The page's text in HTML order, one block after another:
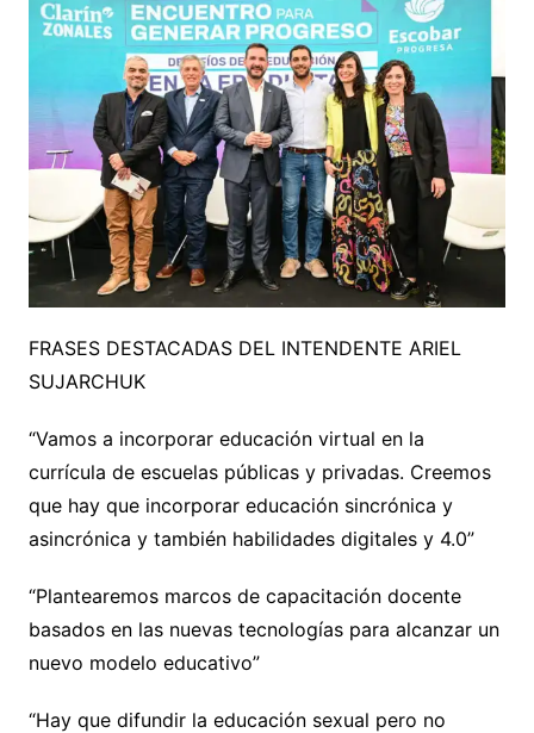
FRASES DESTACADAS DEL INTENDENTE ARIEL
SUJARCHUK
“Vamos a incorporar educación virtual en la
currícula de escuelas públicas y privadas. Creemos
que hay que incorporar educación sincrónica y
asincrónica y también habilidades digitales y 4.0”
“Plantearemos marcos de capacitación docente
basados en las nuevas tecnologías para alcanzar un
nuevo modelo educativo”
“Hay que difundir la educación sexual pero no